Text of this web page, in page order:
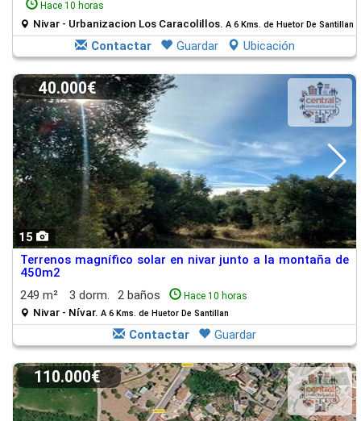
Hace 10 horas
Nivar - Urbanizacion Los Caracolillos. A 6 Kms. de Huetor De Santillan
Contactar Guardar Ubicación
15
40.000€
Terrenos magnífico solar en nivar junto a la montaña de
450m2
249 m²
3 dorm. 2 baños Hace 10 horas
Nivar - Nívar. A 6 Kms. de Huetor De Santillan
Contactar Guardar
110.000€